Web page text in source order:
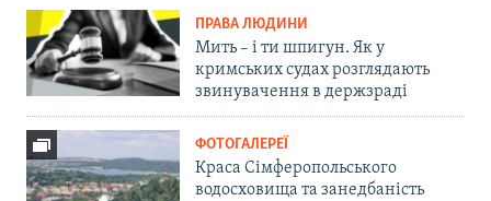
ПРАВА ЛЮДИНИ
Мить – і ти шпигун. Як у
кримських судах розглядають
звинувачення в держзраді
ФОТОГАЛЕРЕЇ
Краса Сімферопольського
водосховища та занедбаність